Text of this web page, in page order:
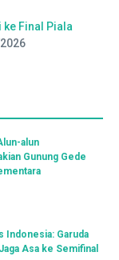
ke Final Piala
alun
Gunung Gede
Indonesia: Garuda
Asa ke Semifinal